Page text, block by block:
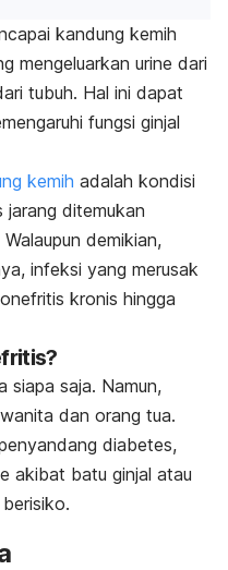
kandung kemih
mengeluarkan urine dari
tubuh. Hal ini dapat
fungsi ginjal
kemih adalah kondisi
jarang ditemukan
demikian,
infeksi yang merusak
kronis hingga
siapa saja. Namun,
dan orang tua.
diabetes,
akibat batu ginjal atau